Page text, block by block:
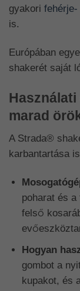
gyakori
is.
Európában
shakerét saját
marad
A Strada®
karbantartása
poharat és a
felső
Hogyan
gombot a
kupakot, és